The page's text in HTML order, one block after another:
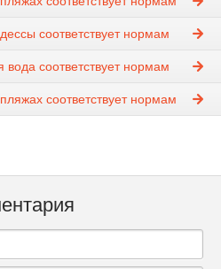
соответствует нормам
соответствует нормам
соответствует нормам